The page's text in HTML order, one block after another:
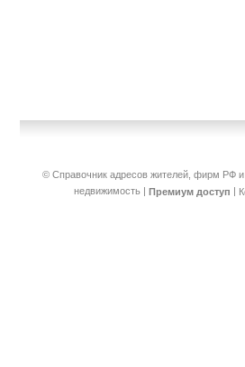
© Справочник адресов жителей, фирм РФ
недвижимость | Премиум доступ |